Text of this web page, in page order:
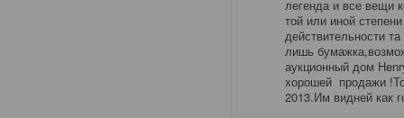
легенда и все вещи
той или иной
действительности
лишь
аукционный дом
хорошей продажи
2013.Им видней как